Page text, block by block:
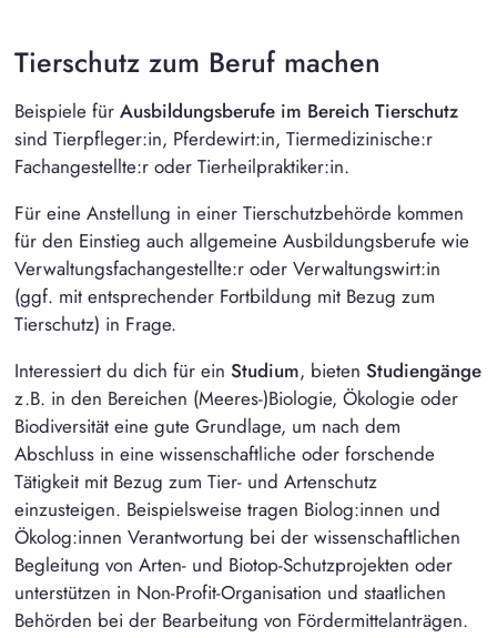
Tierschutz zum Beruf machen
Beispiele für Ausbildungsberufe im Bereich Tierschutz
sind Tierpfleger:in, Pferdewirt:in, Tiermedizinische:r
Fachangestellte:r oder Tierheilpraktiker:in.
Für eine Anstellung in einer Tierschutzbehörde kommen
für den Einstieg auch allgemeine Ausbildungsberufe wie
Verwaltungsfachangestellte:r oder Verwaltungswirt:in
(ggf. mit entsprechender Fortbildung mit Bezug zum
Tierschutz) in Frage.
Interessiert du dich für ein Studium, bieten Studiengänge
z.B. in den Bereichen (Meeres-)Biologie, Ökologie oder
Biodiversität eine gute Grundlage, um nach dem
Abschluss in eine wissenschaftliche oder forschende
Tätigkeit mit Bezug zum Tier- und Artenschutz
einzusteigen. Beispielsweise tragen Biolog:innen und
Ökolog:innen Verantwortung bei der wissenschaftlichen
Begleitung von Arten- und Biotop-Schutzprojekten oder
unterstützen in Non-Profit-Organisation und staatlichen
Behörden bei der Bearbeitung von Fördermittelanträgen.